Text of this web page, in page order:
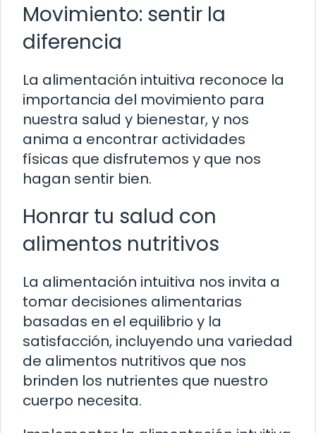
Movimiento: sentir la
diferencia
La alimentación intuitiva reconoce la
importancia del movimiento para
nuestra salud y bienestar, y nos
anima a encontrar actividades
físicas que disfrutemos y que nos
hagan sentir bien.
Honrar tu salud con
alimentos nutritivos
La alimentación intuitiva nos invita a
tomar decisiones alimentarias
basadas en el equilibrio y la
satisfacción, incluyendo una variedad
de alimentos nutritivos que nos
brinden los nutrientes que nuestro
cuerpo necesita.